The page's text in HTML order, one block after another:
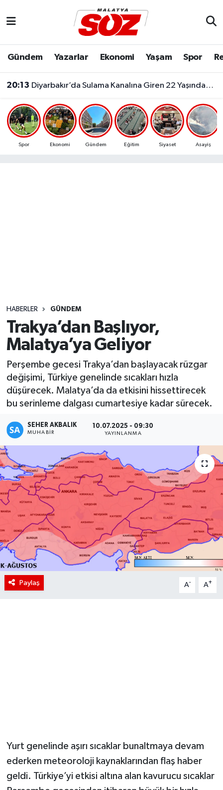
Gündem Yazarlar Ekonomi Yaşam Spor
20:13 Diyarbakır’da Sulama Kanalına Giren 22 Yaşındaki Genç Hayatını Kaybetti!
Spor Ekonomi Gündem Eğitim Siyaset Asayiş
HABERLER GÜNDEM
Trakya’dan Başlıyor,
Malatya’ya Geliyor
Perşembe gecesi Trakya’dan başlayacak rüzgar
değişimi, Türkiye genelinde sıcakları hızla
düşürecek. Malatya’da da etkisini hissettirecek
bu serinleme dalgası cumartesiye kadar sürecek.
SEHER AKBALIK
MUHABIR
10.07.2025 - 09:30
YAYINLANMA
Paylaş A- A+
Yurt genelinde aşırı sıcaklar bunaltmaya devam
ederken meteoroloji kaynaklarından flaş haber
geldi. Türkiye’yi etkisi altına alan kavurucu sıcaklar
Dünya
Eğitim
Ekonomi
Yaşam
Malatya Nöbetçi Eczaneler
Malatya Namaz Vakitleri
Malatya Trafik Yoğunluk Haritası
Süper Lig Puan Durumu ve Fikstür